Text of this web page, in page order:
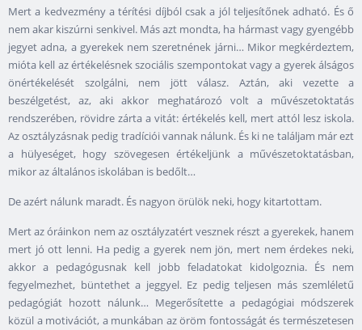
Mert a kedvezmény a térítési díjból csak a jól teljesítőnek adható. És ő
nem akar kiszúrni senkivel. Más azt mondta, ha hármast vagy gyengébb
jegyet adna, a gyerekek nem szeretnének járni… Mikor megkérdeztem,
mióta kell az értékelésnek szociális szempontokat vagy a gyerek álságos
önértékelését szolgálni, nem jött válasz. Aztán, aki vezette a
beszélgetést, az, aki akkor meghatározó volt a művészetoktatás
rendszerében, rövidre zárta a vitát: értékelés kell, mert attól lesz iskola.
Az osztályzásnak pedig tradíciói vannak nálunk. És ki ne találjam már ezt
a hülyeséget, hogy szövegesen értékeljünk a művészetoktatásban,
mikor az általános iskolában is bedőlt…
De azért nálunk maradt. És nagyon örülök neki, hogy kitartottam.
Mert az óráinkon nem az osztályzatért vesznek részt a gyerekek, hanem
mert jó ott lenni. Ha pedig a gyerek nem jön, mert nem érdekes neki,
akkor a pedagógusnak kell jobb feladatokat kidolgoznia. És nem
fegyelmezhet, büntethet a jeggyel. Ez pedig teljesen más szemléletű
pedagógiát hozott nálunk… Megerősítette a pedagógiai módszerek
közül a motivációt, a munkában az öröm fontosságát és természetesen